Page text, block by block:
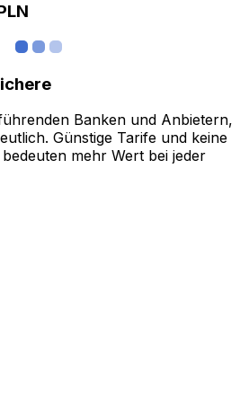
Banken und Anbietern,
Günstige Tarife und keine
mehr Wert bei jeder